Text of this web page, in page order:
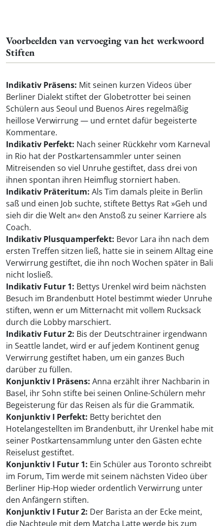
Voorbeelden van vervoeging van het werkwoord
Stiften
Indikativ Präsens: Mit seinen kurzen Videos über
Berliner Dialekt stiftet der Globetrotter bei seinen
Schülern aus Seoul und Buenos Aires regelmäßig
heillose Verwirrung — und erntet dafür begeisterte
Kommentare.
Indikativ Perfekt: Nach seiner Rückkehr vom Karneval
in Rio hat der Postkartensammler unter seinen
Mitreisenden so viel Unruhe gestiftet, dass drei von
ihnen spontan ihren Heimflug storniert haben.
Indikativ Präteritum: Als Tim damals pleite in Berlin
saß und einen Job suchte, stiftete Bettys Rat »Geh und
sieh dir die Welt an« den Anstoß zu seiner Karriere als
Coach.
Indikativ Plusquamperfekt: Bevor Lara ihn nach dem
ersten Treffen sitzen ließ, hatte sie in seinem Alltag eine
Verwirrung gestiftet, die ihn noch Wochen später in Bali
nicht losließ.
Indikativ Futur 1: Bettys Urenkel wird beim nächsten
Besuch im Brandenbutt Hotel bestimmt wieder Unruhe
stiften, wenn er um Mitternacht mit vollem Rucksack
durch die Lobby marschiert.
Indikativ Futur 2: Bis der Deutschtrainer irgendwann
in Seattle landet, wird er auf jedem Kontinent genug
Verwirrung gestiftet haben, um ein ganzes Buch
darüber zu füllen.
Konjunktiv I Präsens: Anna erzählt ihrer Nachbarin in
Basel, ihr Sohn stifte bei seinen Online-Schülern mehr
Begeisterung für das Reisen als für die Grammatik.
Konjunktiv I Perfekt: Betty berichtet den
Hotelangestellten im Brandenbutt, ihr Urenkel habe mit
seiner Postkartensammlung unter den Gästen echte
Reiselust gestiftet.
Konjunktiv I Futur 1: Ein Schüler aus Toronto schreibt
im Forum, Tim werde mit seinem nächsten Video über
Berliner Hip-Hop wieder ordentlich Verwirrung unter
den Anfängern stiften.
Konjunktiv I Futur 2: Der Barista an der Ecke meint,
die Nachteule mit dem Matcha Latte werde bis zum